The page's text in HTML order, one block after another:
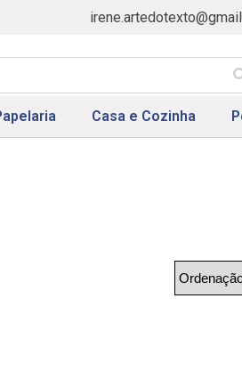
Casa e Cozinha